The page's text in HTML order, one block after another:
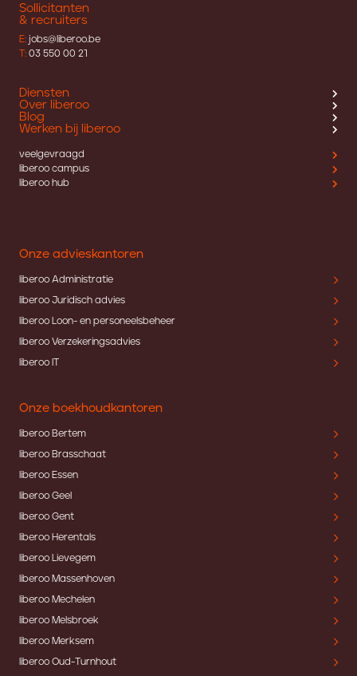
Sollicitanten
& recruiters
E: jobs@liberoo.be
T: 03 550 00 21
Diensten
Over liberoo
Blog
Werken bij liberoo
veelgevraagd
liberoo campus
liberoo hub
Onze advieskantoren
liberoo Administratie
liberoo Juridisch advies
liberoo Loon- en personeelsbeheer
liberoo Verzekeringsadvies
liberoo IT
Onze boekhoudkantoren
liberoo Bertem
liberoo Brasschaat
liberoo Essen
liberoo Geel
liberoo Gent
liberoo Herentals
liberoo Lievegem
liberoo Massenhoven
liberoo Mechelen
liberoo Melsbroek
liberoo Merksem
liberoo Oud-Turnhout